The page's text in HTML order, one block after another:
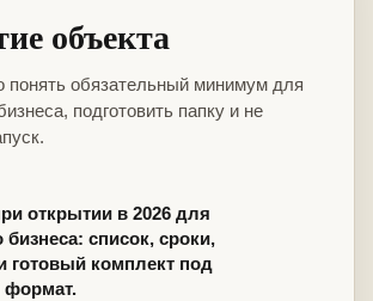
объекта
понять обязательный минимум для
подготовить папку и не
открытии в 2026 для
бизнеса: список, сроки,
готовый комплект под
формат.